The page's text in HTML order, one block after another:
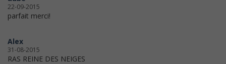
22-09-2015
parfait merci!
Alex
31-08-2015
RAS REINE DES NEIGES